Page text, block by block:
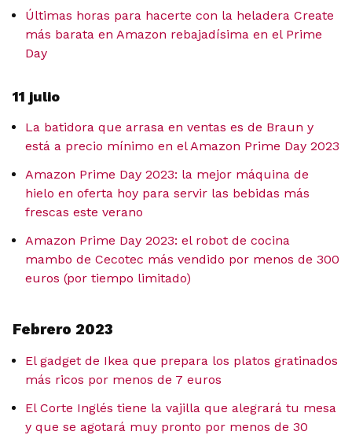
Últimas horas para hacerte con la heladera Create
más barata en Amazon rebajadísima en el Prime
Day
11 julio
La batidora que arrasa en ventas es de Braun y
está a precio mínimo en el Amazon Prime Day 2023
Amazon Prime Day 2023: la mejor máquina de
hielo en oferta hoy para servir las bebidas más
frescas este verano
Amazon Prime Day 2023: el robot de cocina
mambo de Cecotec más vendido por menos de 300
euros (por tiempo limitado)
Febrero 2023
El gadget de Ikea que prepara los platos gratinados
más ricos por menos de 7 euros
El Corte Inglés tiene la vajilla que alegrará tu mesa
y que se agotará muy pronto por menos de 30